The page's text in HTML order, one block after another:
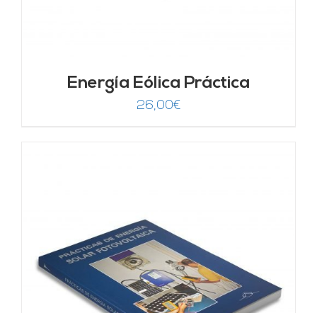
Energía Eólica Práctica
26,00€